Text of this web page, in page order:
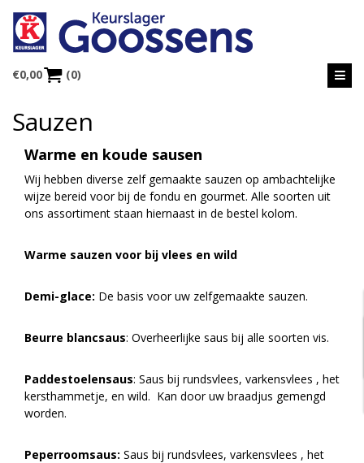
€0,00 (0)
Sauzen
Warme en koude sausen
Wij hebben diverse zelf gemaakte sauzen op ambachtelijke
wijze bereid voor bij de fondu en gourmet. Alle soorten uit
ons assortiment staan hiernaast in de bestel kolom.
Warme sauzen voor bij vlees en wild
Demi-glace: De basis voor uw zelfgemaakte sauzen.
Beurre blancsaus: Overheerlijke saus bij alle soorten vis.
Paddestoelensaus: Saus bij rundsvlees, varkensvlees , het
kersthammetje, en wild. Kan door uw braadjus gemengd
worden.
Peperroomsaus: Saus bij rundsvlees, varkensvlees , het